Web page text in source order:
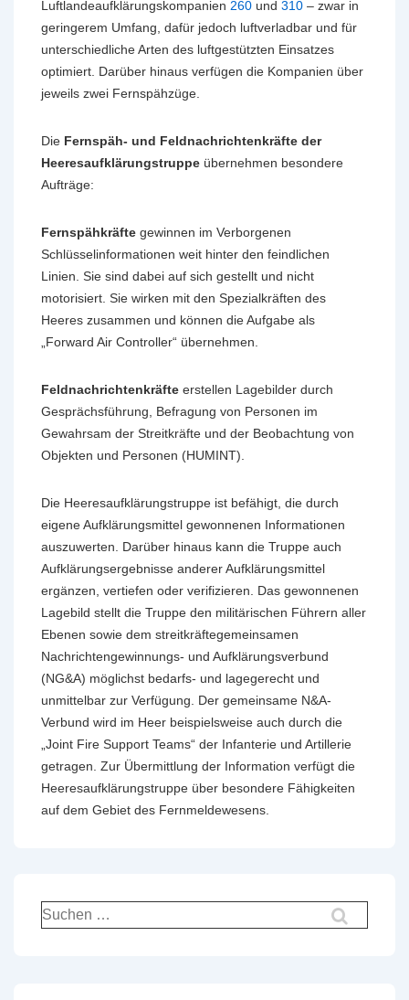
Luftlandeaufklärungskompanien 260 und 310 – zwar in
geringerem Umfang, dafür jedoch luftverladbar und für
unterschiedliche Arten des luftgestützten Einsatzes
optimiert. Darüber hinaus verfügen die Kompanien über
jeweils zwei Fernspähzüge.
Die Fernspäh- und Feldnachrichtenkräfte der
Heeresaufklärungstruppe übernehmen besondere
Aufträge:
Fernspähkräfte gewinnen im Verborgenen
Schlüsselinformationen weit hinter den feindlichen
Linien. Sie sind dabei auf sich gestellt und nicht
motorisiert. Sie wirken mit den Spezialkräften des
Heeres zusammen und können die Aufgabe als
„Forward Air Controller“ übernehmen.
Feldnachrichtenkräfte erstellen Lagebilder durch
Gesprächsführung, Befragung von Personen im
Gewahrsam der Streitkräfte und der Beobachtung von
Objekten und Personen (HUMINT).
Die Heeresaufklärungstruppe ist befähigt, die durch
eigene Aufklärungsmittel gewonnenen Informationen
auszuwerten. Darüber hinaus kann die Truppe auch
Aufklärungsergebnisse anderer Aufklärungsmittel
ergänzen, vertiefen oder verifizieren. Das gewonnenen
Lagebild stellt die Truppe den militärischen Führern aller
Ebenen sowie dem streitkräftegemeinsamen
Nachrichtengewinnungs- und Aufklärungsverbund
(NG&A) möglichst bedarfs- und lagegerecht und
unmittelbar zur Verfügung. Der gemeinsame N&A-
Verbund wird im Heer beispielsweise auch durch die
„Joint Fire Support Teams“ der Infanterie und Artillerie
getragen. Zur Übermittlung der Information verfügt die
Heeresaufklärungstruppe über besondere Fähigkeiten
auf dem Gebiet des Fernmeldewesens.
Suchen
nach: